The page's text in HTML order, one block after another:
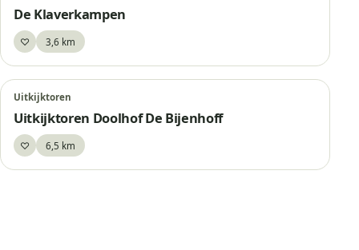
De Klaverkampen
♡Bewaar3,6 km
Uitkijktoren
Uitkijktoren Doolhof De Bijenhoff
♡Bewaar6,5 km